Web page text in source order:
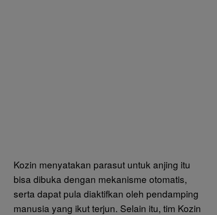
Kozin menyatakan parasut untuk anjing itu
bisa dibuka dengan mekanisme otomatis,
serta dapat pula diaktifkan oleh pendamping
manusia yang ikut terjun. Selain itu, tim Kozin